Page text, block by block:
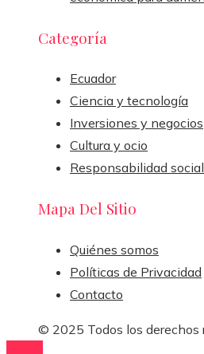
Categoría
Ecuador
Ciencia y tecnología
Inversiones y negocios
Cultura y ocio
Responsabilidad social
Mapa Del Sitio
Quiénes somos
Políticas de Privacidad
Contacto
© 2025 Todos los derechos